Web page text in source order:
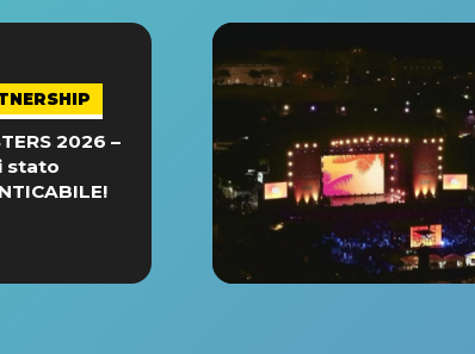
2026 –
stato